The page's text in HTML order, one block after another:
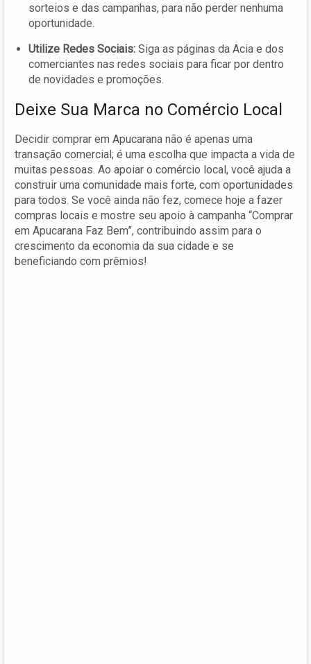
sorteios e das campanhas, para não perder nenhuma
oportunidade.
Utilize Redes Sociais: Siga as páginas da Acia e dos
comerciantes nas redes sociais para ficar por dentro
de novidades e promoções.
Deixe Sua Marca no Comércio Local
Decidir comprar em Apucarana não é apenas uma
transação comercial; é uma escolha que impacta a vida de
muitas pessoas. Ao apoiar o comércio local, você ajuda a
construir uma comunidade mais forte, com oportunidades
para todos. Se você ainda não fez, comece hoje a fazer
compras locais e mostre seu apoio à campanha “Comprar
em Apucarana Faz Bem”, contribuindo assim para o
crescimento da economia da sua cidade e se
beneficiando com prêmios!